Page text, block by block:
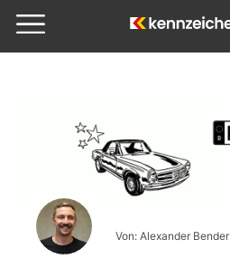
Von: Alexander Bender